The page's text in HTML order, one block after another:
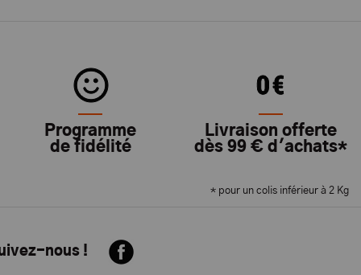
Programme
de fidélité
Livraison offerte
dès 99 € d'achats*
* pour un colis inférieur à 2 Kg
nous !